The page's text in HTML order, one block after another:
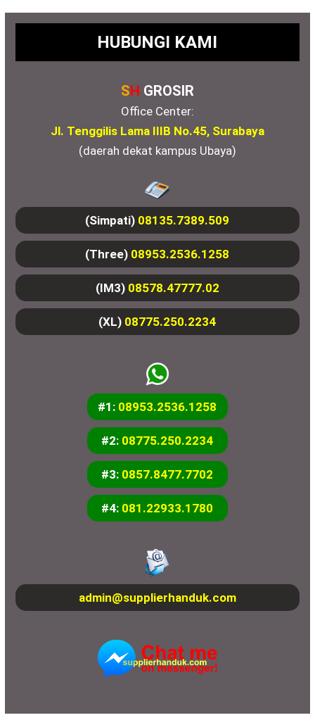
HUBUNGI KAMI
SH GROSIR
Office Center:
Jl. Tenggilis Lama IIIB No.45, Surabaya
(daerah dekat kampus Ubaya)
(Simpati) 08135.7389.509
(Three) 08953.2536.1258
(IM3) 08578.47777.02
(XL) 08775.250.2234
#1: 08953.2536.1258
#2: 08775.250.2234
#3: 0857.8477.7702
#4: 081.22933.1780
admin@supplierhanduk.com